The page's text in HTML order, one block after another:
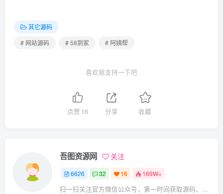
其它源码
# 网站源码
# 58到家 # 阿姨帮
喜欢就支持一下吧
点赞 16 分享 收藏
吾图资源网 关注
6626 32 16 169W+
扫一扫关注官方微信公众号，第一时间获取源码、网赚项目资源教程，自媒体等知识干货，让互联网创业赚钱更简单。